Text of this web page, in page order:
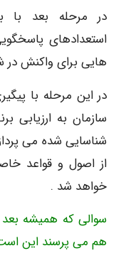
در مرحله بعد با
استعدادهای
هایی برای واکنش در
در این مرحله با
سازمان به ارزیابی
شناسایی شده می
از اصول و قواعد
خواهد شد .
سوالی که همیشه
هم می پرسند این